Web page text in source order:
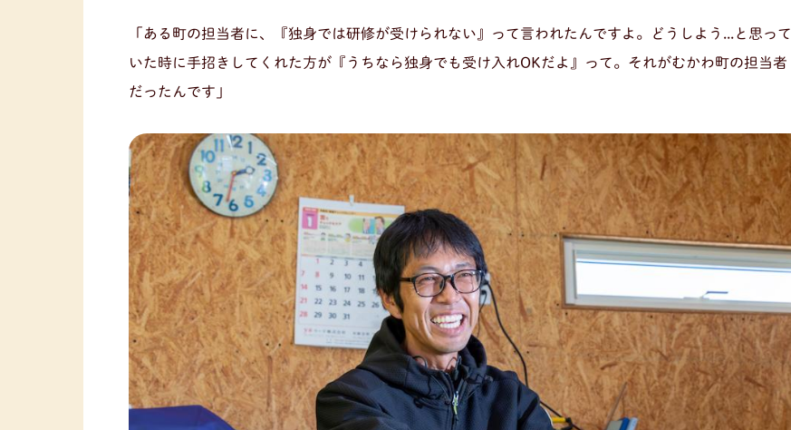
「ある町の担当者に、『独身では研修が受けられない』って言われたんですよ。どうしよう...と思って
いた時に手招きしてくれた方が『うちなら独身でも受け入れOKだよ』って。それがむかわ町の担当者
だったんです」